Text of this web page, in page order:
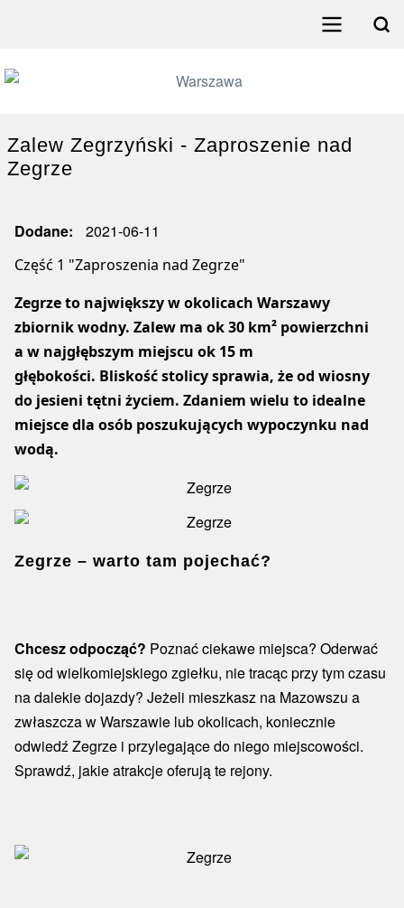
Menu
Zalew Zegrzyński - Zaproszenie nad
Zegrze
Dodane 2021-06-11
Część 1 "Zaproszenia nad Zegrze"
Zegrze to największy w okolicach Warszawy
zbiornik wodny. Zalew ma ok 30 km² powierzchni
a w najgłębszym miejscu ok 15 m
głębokości. Bliskość stolicy sprawia, że od wiosny
do jesieni tętni życiem. Zdaniem wielu to idealne
miejsce dla osób poszukujących wypoczynku nad
wodą.
Zegrze – warto tam pojechać?
Chcesz odpocząć? Poznać ciekawe miejsca? Oderwać
się od wielkomiejskiego zgiełku, nie tracąc przy tym czasu
na dalekie dojazdy? Jeżeli mieszkasz na Mazowszu a
zwłaszcza w Warszawie lub okolicach, koniecznie
odwiedź Zegrze i przylegające do niego miejscowości.
Sprawdź, jakie atrakcje oferują te rejony.